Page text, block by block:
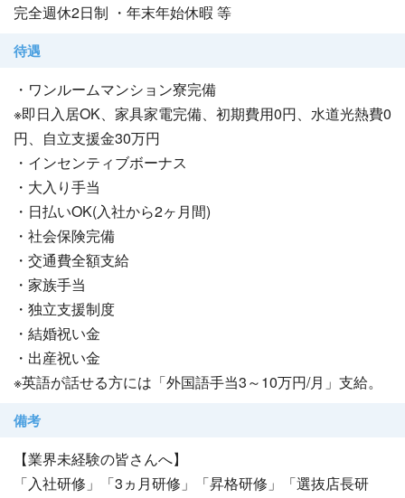
完全週休2日制 ・年末年始休暇 等
待遇
・ワンルームマンション寮完備
※即日入居OK、家具家電完備、初期費用0円、水道光熱費0
円、自立支援金30万円
・インセンティブボーナス
・大入り手当
・日払いOK(入社から2ヶ月間)
・社会保険完備
・交通費全額支給
・家族手当
・独立支援制度
・結婚祝い金
・出産祝い金
※英語が話せる方には「外国語手当3～10万円/月」支給。
備考
【業界未経験の皆さんへ】
「入社研修」「3ヵ月研修」「昇格研修」「選抜店長研